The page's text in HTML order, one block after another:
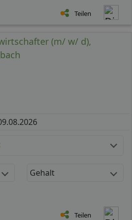
Teilen
(m/ w/ d),
Gehalt
Teilen